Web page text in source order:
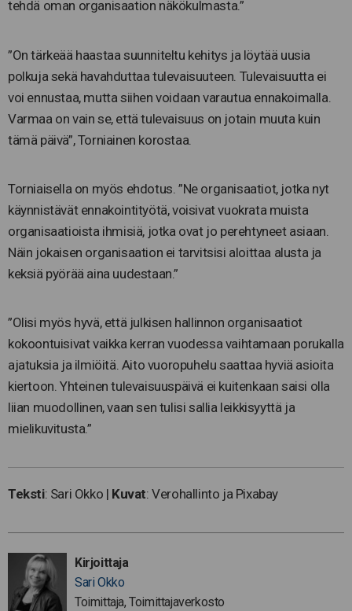
tehdä oman organisaation näkökulmasta.”
”On tärkeää haastaa suunniteltu kehitys ja löytää uusia
polkuja sekä havahduttaa tulevaisuuteen. Tulevaisuutta ei
voi ennustaa, mutta siihen voidaan varautua ennakoimalla.
Varmaa on vain se, että tulevaisuus on jotain muuta kuin
tämä päivä”, Torniainen korostaa.
Torniaisella on myös ehdotus. ”Ne organisaatiot, jotka nyt
käynnistävät ennakointityötä, voisivat vuokrata muista
organisaatioista ihmisiä, jotka ovat jo perehtyneet asiaan.
Näin jokaisen organisaation ei tarvitsisi aloittaa alusta ja
keksiä pyörää aina uudestaan.”
”Olisi myös hyvä, että julkisen hallinnon organisaatiot
kokoontuisivat vaikka kerran vuodessa vaihtamaan porukalla
ajatuksia ja ilmiöitä. Aito vuoropuhelu saattaa hyviä asioita
kiertoon. Yhteinen tulevaisuuspäivä ei kuitenkaan saisi olla
liian muodollinen, vaan sen tulisi sallia leikkisyyttä ja
mielikuvitusta.”
Teksti: Sari Okko | Kuvat: Verohallinto ja Pixabay
Kirjoittaja
Sari Okko
Toimittaja, Toimittajaverkosto